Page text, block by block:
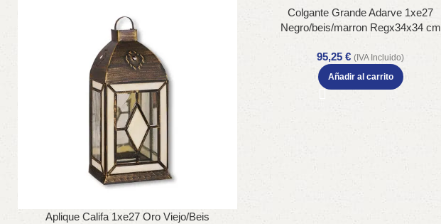
Aplique Califa 1xe27 Oro Viejo/Beis
Colgante Grande Adarve 1xe27
Negro/beis/marron Regx34x34 cm
95,25€ (IVA Incluido)
Añadir al carrito